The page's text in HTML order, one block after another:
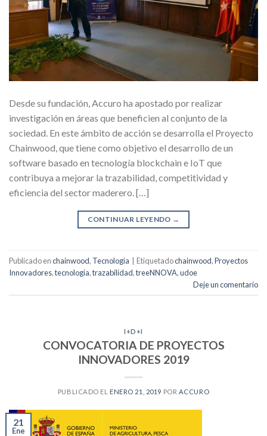
Desde su fundación, Accuro ha apostado por realizar
investigación en áreas que beneficien al conjunto de la
sociedad. En este ámbito de acción se desarrolla el Proyecto
Chainwood, que tiene como objetivo el desarrollo de un
software basado en tecnología blockchain e IoT que
contribuya a mejorar la trazabilidad, competitividad y
eficiencia del sector maderero. […]
CONTINUAR LEYENDO →
Publicado enchainwood, Tecnologia Etiquetadochainwood,Proyectos
Innovadores,tecnologia,trazabilidad,treeNNOVA,udoe
Deje un comentario
I+D+I
CONVOCATORIA DE PROYECTOS
INNOVADORES 2019
PUBLICADO EL ENERO 21, 2019 POR ACCURO
21
Ene